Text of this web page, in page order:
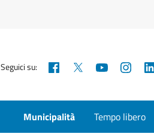
Seguici su: Facebook YouTube
Municipalità Tempo libero